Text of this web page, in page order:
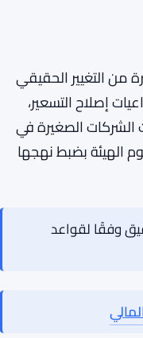
أن تؤثر سلبًا على
جدول زمني محدد بعد
من التغيير الحقيقي
الهيئة بضبط نهجها